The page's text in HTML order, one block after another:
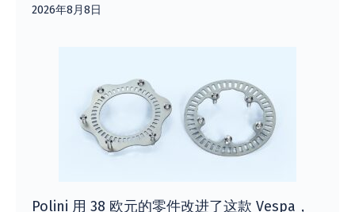
2026年8月8日
Polini 用 38 欧元的零件改进了这款 Vespa，